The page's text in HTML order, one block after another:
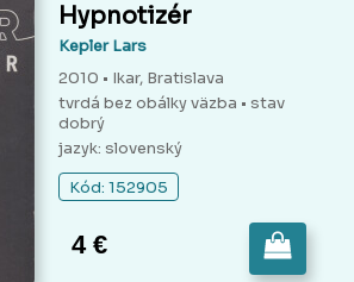
Hypnotizér
Kepler Lars
2010 • Ikar, Bratislava
tvrdá bez obálky väzba • stav
dobrý
jazyk: slovenský
Kód: 152905
4 €